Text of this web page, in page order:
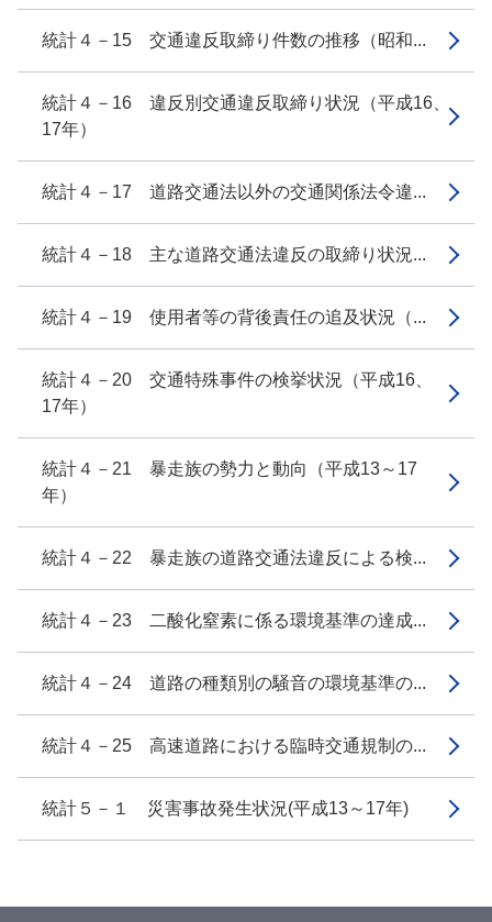
統計４－15 交通違反取締り件数の推移（昭和...
統計４－16 違反別交通違反取締り状況（平成16、
17年）
統計４－17 道路交通法以外の交通関係法令違...
統計４－18 主な道路交通法違反の取締り状況...
統計４－19 使用者等の背後責任の追及状況（...
統計４－20 交通特殊事件の検挙状況（平成16、
17年）
統計４－21 暴走族の勢力と動向（平成13～17
年）
統計４－22 暴走族の道路交通法違反による検...
統計４－23 二酸化窒素に係る環境基準の達成...
統計４－24 道路の種類別の騒音の環境基準の...
統計４－25 高速道路における臨時交通規制の...
統計５－１ 災害事故発生状況(平成13～17年)